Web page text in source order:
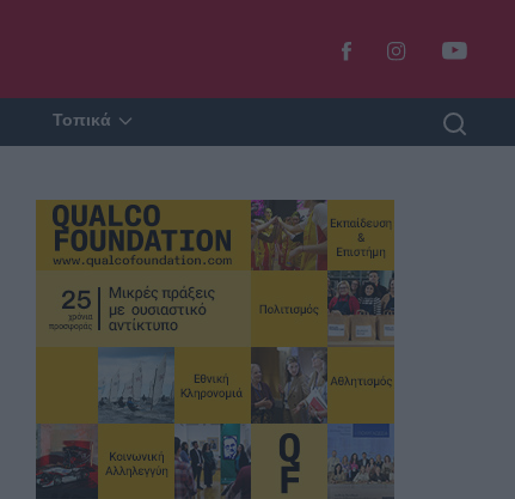
Τοπικά